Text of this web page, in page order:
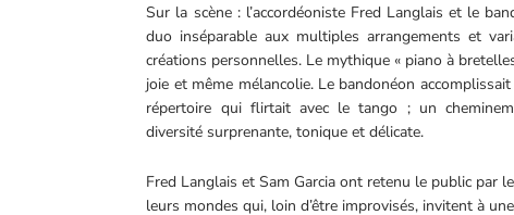
Sur la scène : l’accordéoniste Fred Langlais et le
duo inséparable aux multiples arrangements et
créations personnelles. Le mythique « piano à
joie et même mélancolie. Le bandonéon
répertoire qui flirtait avec le tango ; un
diversité surprenante, tonique et délicate.
Fred Langlais et Sam Garcia ont retenu le public par
leurs mondes qui, loin d’être improvisés, invitent à